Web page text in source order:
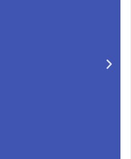
matemáticas